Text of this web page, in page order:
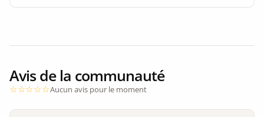
Avis de la communauté
Aucun avis pour le moment